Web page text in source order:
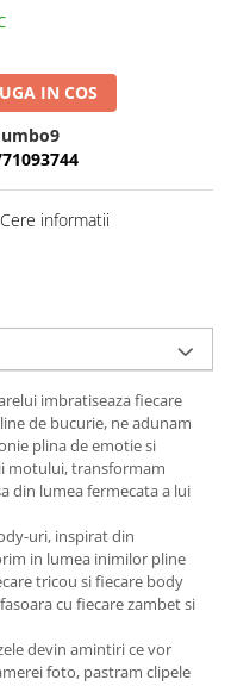
IN COS
informatii
imbratiseaza fiecare
de bucurie, ne adunam
plina de emotie si
motului, transformam
din lumea fermecata a lui
uri, inspirat din
in lumea inimilor pline
tricou si fiecare body
cu fiecare zambet si
devin amintiri ce vor
foto, pastram clipele